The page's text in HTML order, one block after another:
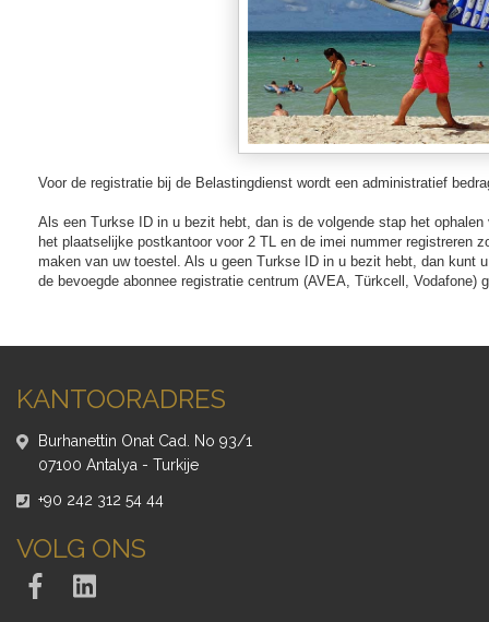
Voor de registratie bij de Belastingdienst wordt een administratief
Als een Turkse ID in u bezit hebt, dan is de volgende stap het
het plaatselijke postkantoor voor 2 TL en de imei nummer registreren
maken van uw toestel. Als u geen Turkse ID in u bezit hebt, dan kunt
de bevoegde abonnee registratie centrum (AVEA, Türkcell, Vodafone)
KANTOORADRES
Burhanettin Onat Cad. No 93/1
07100 Antalya - Turkije
+90 242 312 54 44
VOLG ONS